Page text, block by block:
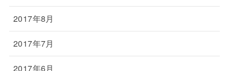
2017年8月
2017年7月
2017年6月